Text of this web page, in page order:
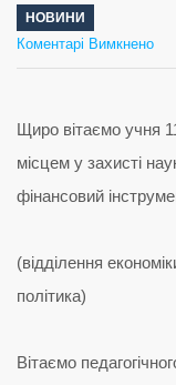
НОВИНИ
Коментарі Вимкненодо
б
Щиро вітаємо учня
місцем у захисті
фінансовий
(відділення
політика)
Вітаємо